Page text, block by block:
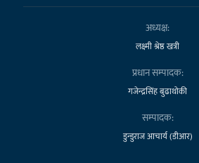
अध्यक्ष:
लक्ष्मी श्रेष्ठ खत्री
प्रधान सम्पादक:
गजेन्द्रसिंह बुढाथोकी
सम्पादक:
डुन्डुराज आचार्य (डीआर)